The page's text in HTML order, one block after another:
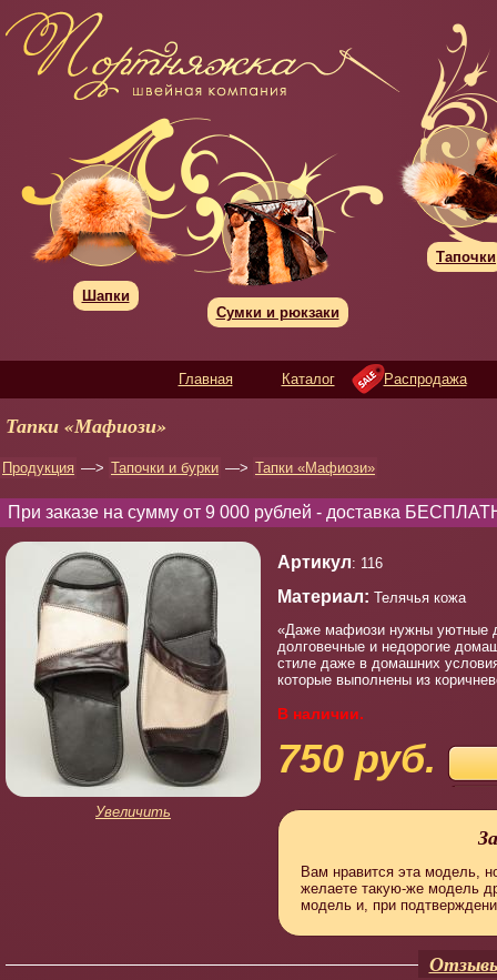
Шапки
Сумки и рюкзаки
Тапочки
Главная Каталог Распродажа
Тапки «Мафиози»
Продукция —> Тапочки и бурки —> Тапки «Мафиози»
При заказе на сумму от 9 000 рублей - доставка
Увеличить
Артикул: 116
Материал: Телячья кожа
«Даже мафиози нужны уютные
долговечные и недорогие
стиле даже в домашних
которые выполнены из
В наличии.
750 руб.
Вам нравится эта модель,
желаете такую-же модель
модель и, при